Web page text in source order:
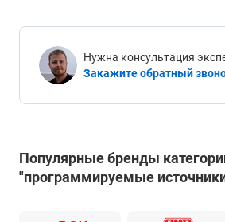
Нужна консультация
Закажите обратный
Популярные бренды
"программируемые